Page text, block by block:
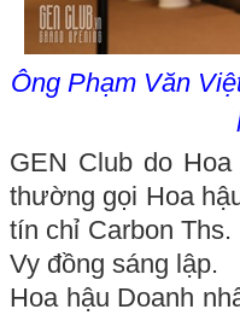
Ông Phạm Văn
GEN Club do
thường gọi Hoa
tín chỉ Carbon
Vy đồng sáng lập.
Hoa hậu Doanh